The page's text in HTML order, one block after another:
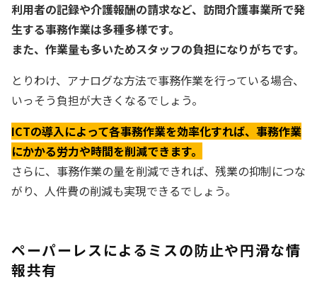
利用者の記録や介護報酬の請求など、訪問介護事業所で発
生する事務作業は多種多様です。
また、作業量も多いためスタッフの負担になりがちです。
とりわけ、アナログな方法で事務作業を行っている場合、
いっそう負担が大きくなるでしょう。
ICTの導入によって各事務作業を効率化すれば、事務作業
にかかる労力や時間を削減できます。
さらに、事務作業の量を削減できれば、残業の抑制につな
がり、人件費の削減も実現できるでしょう。
ペーパーレスによるミスの防止や円滑な情
報共有